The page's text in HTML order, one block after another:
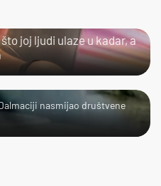
joj ljudi ulaze u kadar, a
nasmijao društvene